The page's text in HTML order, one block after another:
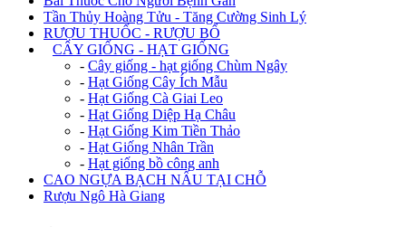
Tần Thủy Hoàng Tửu - Tăng Cường Sinh Lý
RƯỢU THUỐC - RƯỢU BỔ
CÂY GIỐNG - HẠT GIỐNG
- Cây giống - hạt giống Chùm Ngây
- Hạt Giống Cây Ích Mẫu
- Hạt Giống Cà Giai Leo
- Hạt Giống Diệp Hạ Châu
- Hạt Giống Kim Tiền Thảo
- Hạt Giống Nhân Trần
- Hạt giống bồ công anh
CAO NGỰA BẠCH NẤU TẠI CHỖ
Rượu Ngô Hà Giang